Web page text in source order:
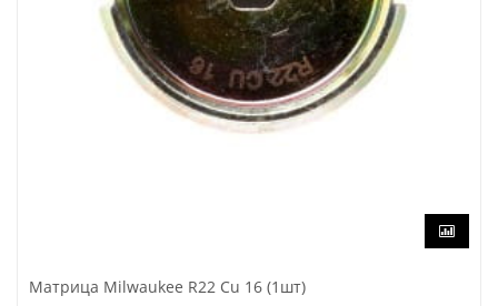
Матрица Milwaukee R22 Cu 16 (1шт)